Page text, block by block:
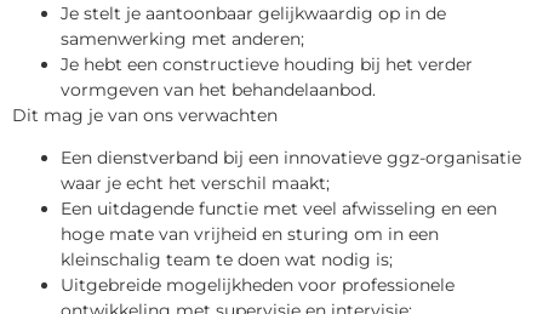
Je stelt je aantoonbaar gelijkwaardig op in de
samenwerking met anderen;
Je hebt een constructieve houding bij het verder
vormgeven van het behandelaanbod.
Dit mag je van ons verwachten
Een dienstverband bij een innovatieve ggz-organisatie
waar je echt het verschil maakt;
Een uitdagende functie met veel afwisseling en een
hoge mate van vrijheid en sturing om in een
kleinschalig team te doen wat nodig is;
Uitgebreide mogelijkheden voor professionele